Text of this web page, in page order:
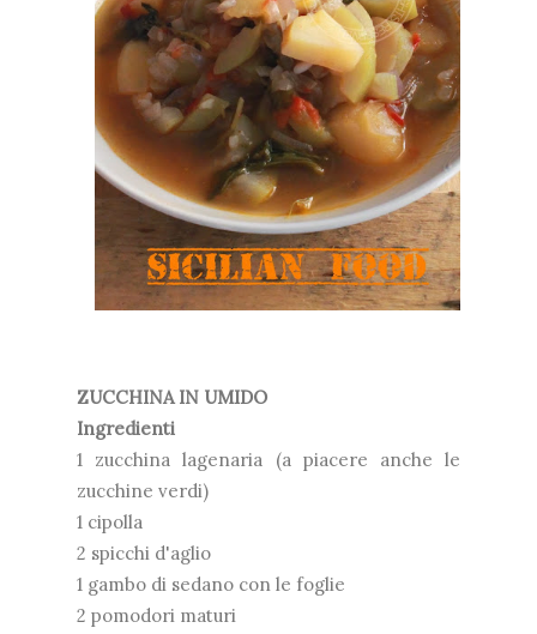
ZUCCHINA IN UMIDO
Ingredienti
1 zucchina lagenaria (a piacere anche le
zucchine verdi)
1 cipolla
2 spicchi d'aglio
1 gambo di sedano con le foglie
2 pomodori maturi